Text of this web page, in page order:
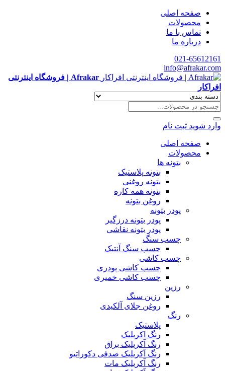
صفحه اصلی
محصولات
تماس با ما
درباره ما
021-65612161
info@afrakar.com
Afrakar | فروشگاه اینترنتی
افراکار
وارد شوید ثبت نام
صفحه اصلی
محصولات
بتونه ها
بتونه پلاستیک
بتونه روغنی
بتونه همه کاره
روغن بتونه
پودر بتونه
پودر بتونه درزگیر
پودر بتونه نقاشی
چسب سنگ
چسب سنگ آنتیک
چسب کاشی
چسب کاشی پودری
چسب کاشی خمیری
رزین
رزین سنگ
روغن جلای آلکیدی
رنگ
پلاستیک
رنگ اکریلیک
رنگ آکریلیک براق
رنگ آکریلیک صدفی دکوراتیو
رنگ آکریلیک مات